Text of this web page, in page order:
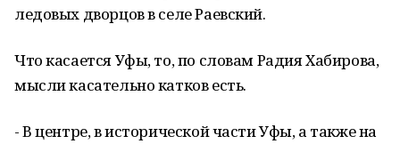
ледовых дворцов в селе Раевский.
Что касается Уфы, то, по словам Радия Хабирова,
мысли касательно катков есть.
- В центре, в исторической части Уфы, а также на